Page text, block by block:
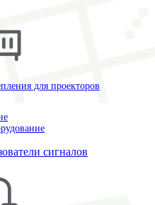
для проекторов
сигналов